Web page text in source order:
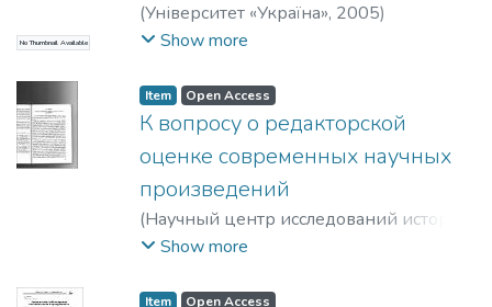
No Thumbnail Available
(Університет «Україна», 2005)
Поберезська, Ганна Георгїївна
Ганна Федорівна
Show more
Item Open Access
К вопросу о редакторской
оценке современных научных
произведений
(Научный центр исследований истории
книжной культуры
Show more
Item Open Access